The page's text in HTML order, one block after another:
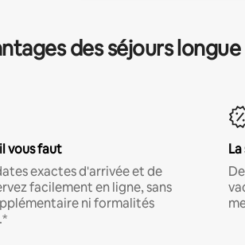
des séjours
vous faut
exactes d'arrivée et de
facilement en ligne, sans
ni formalités